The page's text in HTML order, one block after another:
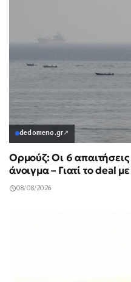
dedomeno.gr↗
Ορμούζ: Οι 6 απαιτήσεις
άνοιγμα – Γιατί το deal
08/08/2026